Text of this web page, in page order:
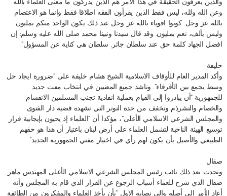
والذين يعرفون الحقيقة في هذا الامر هم الذين يدركون ما معنى العلماء بالله
وعن الله ولله، ليس فقط الذين يقرأون الفقه اطلاقا فقط وانما هو الاعتصام
بالله عز وجل. كونوا اقوياء بالله عز وجل عند ذلك يكون الواحد منكم بمليون
وليس بألف، نعم بمليون. وقد قال سيدنا ونبينا محمد صلى الله عليه وسلم: إن
افضل الجهاد كلمة حق عند سلطان جائر. سلطان هي كناية عن المسؤول”.
خليفة
وأكد المدير العام للأوقاف الاسلامية الشيخ هشام خليفة على “ضرورة ايجاد حل
وسط يجمع بين الأفرقاء”. وناشد جميع المعنيين في انتخاب مفت جديد
للجمهورية “أن يبادروا إلى القيام بعملية انقاذية تجنب المسلمين الانقسام
والخصام والتشرذم وتخفف من حدة التوتر التي تشهده قضية دار الفتوى
والمجلس الشرعي الاسلامي الأعلى”، مؤكدا أن “العلماء إذ يحيون بإيجابية قرار
توسيع الهيئة الناخبة لتشمل العلماء على أرض لبنان باعتبار أن هذا هو حقهم
الطبيعي والأصيل بأن يكون لهم رأي في اختيار مفتي الجمهورية الجديد”.
صقال
وتحدث بعد ذلك نائب رئيس المجلس الشرعي الاسلامي الأعلى المهندس ماهر
صقال الذي شرح للعماء أسباب الرجوع عن القرار الذي قام به المجلس وأنه
أعاد الأمر إلى أصله وإلى نصابه الاول “بأن يأخذ العلماء والمفكرون من الطائفة